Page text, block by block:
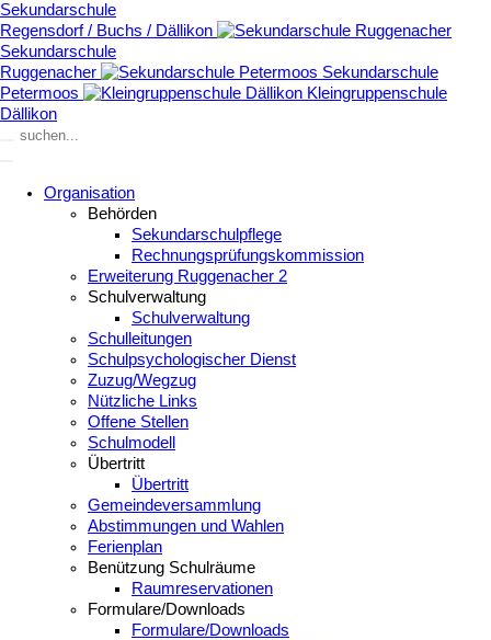
Sekundarschule
Regensdorf / Buchs / Dällikon
Sekundarschule
Ruggenacher
Sekundarschule
Petermoos
Kleingruppenschule
Dällikon
Organisation
Behörden
Sekundarschulpflege
Rechnungsprüfungskommission
Erweiterung Ruggenacher 2
Schulverwaltung
Schulverwaltung
Schulleitungen
Schulpsychologischer Dienst
Zuzug/Wegzug
Nützliche Links
Offene Stellen
Schulmodell
Übertritt
Übertritt
Gemeindeversammlung
Abstimmungen und Wahlen
Ferienplan
Benützung Schulräume
Raumreservationen
Formulare/Downloads
Formulare/Downloads